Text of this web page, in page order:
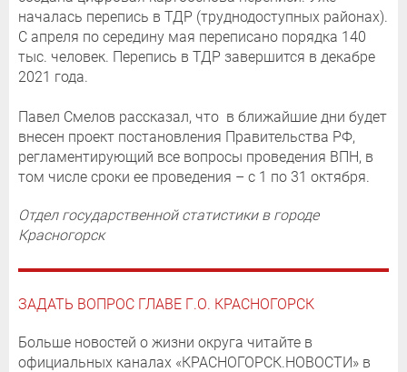
началась перепись в ТДР (труднодоступных районах).
С апреля по середину мая переписано порядка 140
тыс. человек. Перепись в ТДР завершится в декабре
2021 года.
Павел Смелов рассказал, что в ближайшие дни будет
внесен проект постановления Правительства РФ,
регламентирующий все вопросы проведения ВПН, в
том числе сроки ее проведения – с 1 по 31 октября.
Отдел государственной статистики в городе
Красногорск
ЗАДАТЬ ВОПРОС ГЛАВЕ Г.О. КРАСНОГОРСК
Больше новостей о жизни округа читайте в
официальных каналах «КРАСНОГОРСК.НОВОСТИ» в